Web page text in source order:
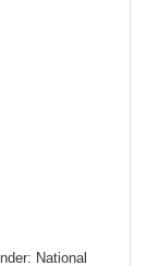
National